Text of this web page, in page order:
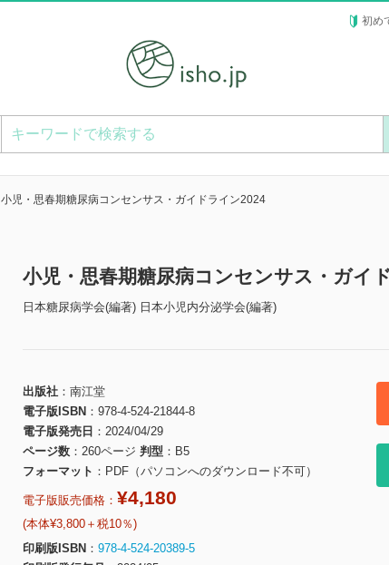
初め
小児・思春期糖尿病コンセンサス・ガイドライン2024
小児・思春期糖尿病コンセンサス・ガイ
日本糖尿病学会(編著) 日本小児内分泌学会(編著)
出版社
南江堂
電子版ISBN
978-4-524-21844-8
電子版発売日
2024/04/29
ページ数
260ページ 判型
B5
フォーマット
PDF（パソコンへのダウンロード不可）
電子版販売価格： ¥4,180
(本体¥3,800＋税10％)
印刷版ISBN
978-4-524-20389-5